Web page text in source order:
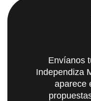
Envíanos
Independiza
aparece